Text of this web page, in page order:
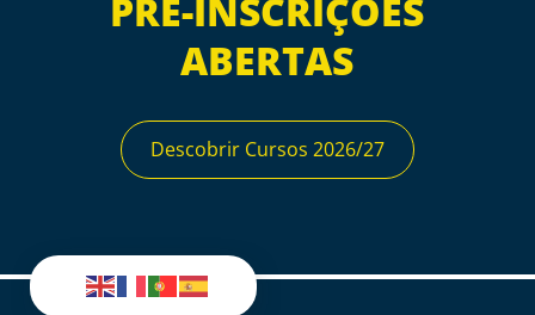
PRÉ-INSCRIÇÕES
ABERTAS
Descobrir Cursos 2026/27